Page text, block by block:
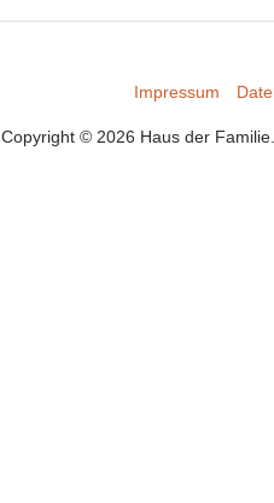
Impressum
Copyright © 2026 Haus der